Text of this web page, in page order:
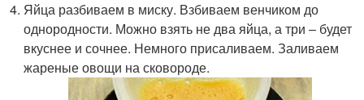
Яйца разбиваем в миску. Взбиваем венчиком до
однородности. Можно взять не два яйца, а три – будет
вкуснее и сочнее. Немного присаливаем. Заливаем
жареные овощи на сковороде.